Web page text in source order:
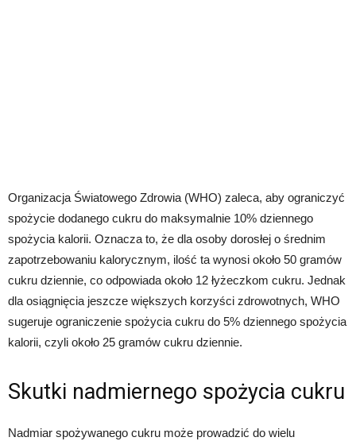
Organizacja Światowego Zdrowia (WHO) zaleca, aby ograniczyć
spożycie dodanego cukru do maksymalnie 10% dziennego
spożycia kalorii. Oznacza to, że dla osoby dorosłej o średnim
zapotrzebowaniu kalorycznym, ilość ta wynosi około 50 gramów
cukru dziennie, co odpowiada około 12 łyżeczkom cukru. Jednak
dla osiągnięcia jeszcze większych korzyści zdrowotnych, WHO
sugeruje ograniczenie spożycia cukru do 5% dziennego spożycia
kalorii, czyli około 25 gramów cukru dziennie.
Skutki nadmiernego spożycia cukru
Nadmiar spożywanego cukru może prowadzić do wielu